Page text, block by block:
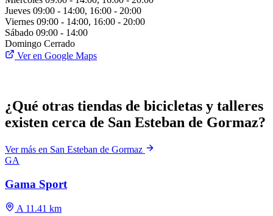
Jueves 09:00 - 14:00, 16:00 - 20:00
Viernes 09:00 - 14:00, 16:00 - 20:00
Sábado 09:00 - 14:00
Domingo Cerrado
Ver en Google Maps
¿Qué otras tiendas de bicicletas y talleres
existen cerca de San Esteban de Gormaz?
Ver más en San Esteban de Gormaz
GA
Gama Sport
A 11.41 km